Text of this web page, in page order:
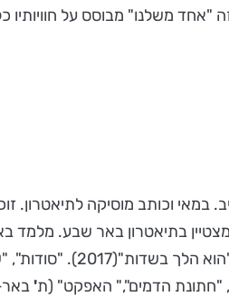
משלנו" מבוסס על חוויותיו
במאי וכותב מוסיקה לתיאטרון.
בתיאטרון באר שבע. מלמד
עבודותיו: "אלקטרה",
"חתונת הדמים"," האפקט" (ת'